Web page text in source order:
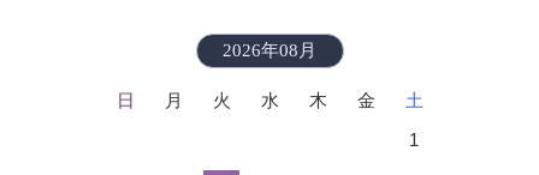
2026年08月
日 月 火 水 木 金
土
1